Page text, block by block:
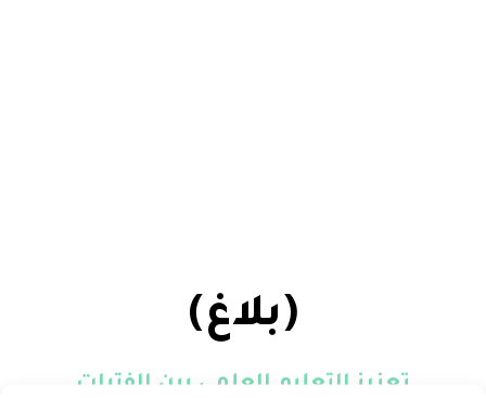
(بلاغ)
تعزيز التعليم العلمي بين الفتيات